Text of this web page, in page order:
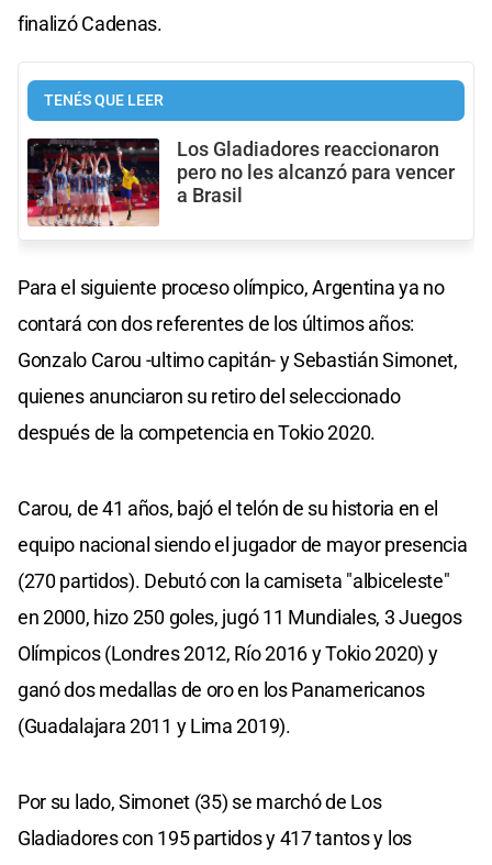
finalizó Cadenas.
TENÉS QUE LEER
Los Gladiadores reaccionaron
pero no les alcanzó para vencer
a Brasil
Para el siguiente proceso olímpico, Argentina ya no
contará con dos referentes de los últimos años:
Gonzalo Carou -ultimo capitán- y Sebastián Simonet,
quienes anunciaron su retiro del seleccionado
después de la competencia en Tokio 2020.
Carou, de 41 años, bajó el telón de su historia en el
equipo nacional siendo el jugador de mayor presencia
(270 partidos). Debutó con la camiseta "albiceleste"
en 2000, hizo 250 goles, jugó 11 Mundiales, 3 Juegos
Olímpicos (Londres 2012, Río 2016 y Tokio 2020) y
ganó dos medallas de oro en los Panamericanos
(Guadalajara 2011 y Lima 2019).
Por su lado, Simonet (35) se marchó de Los
Gladiadores con 195 partidos y 417 tantos y los